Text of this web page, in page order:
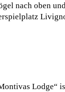
nach oben